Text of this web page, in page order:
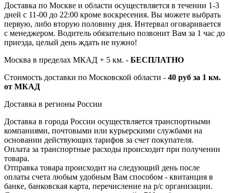
Доставка по Москве и области осуществляется в течении 1-3
дней с 11-00 до 22:00 кроме воскресения. Вы можете выбрать
первую, либо вторую половину дня. Интервал оговаривается
с менеджером. Водитель обязательно позвонит Вам за 1 час до
приезда, целый день ждать не нужно!
Москва в пределах МКАД + 5 км. - БЕСПЛАТНО
Стоимость доставки по Московской области - 40 руб за 1 км.
от МКАД
Доставка в регионы России
Доставка в города России осуществляется транспортными
компаниями, почтовыми или курьерскими службами на
основании действующих тарифов за счет покупателя.
Оплата за транспортные расходы происходит при получении
товара.
Отправка товара происходит на следующий день после
оплаты счета любым удобным Вам способом - квитанция в
банке, банковская карта, перечисление на р/с организации.